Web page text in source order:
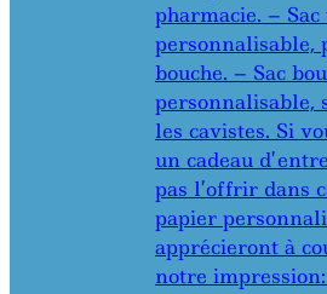
pharmacie. –
personnalisable,
bouche. – Sac
personnalisable,
les cavistes. Si
un cadeau
pas l’offrir dans
papier
apprécieront à
notre